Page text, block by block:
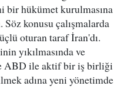
bir hükümet kurulmasına
Söz konusu çalışmalarda
oturan taraf İran'dı.
yıkılmasında ve
ABD ile aktif bir iş birliği
adına yeni yönetimde